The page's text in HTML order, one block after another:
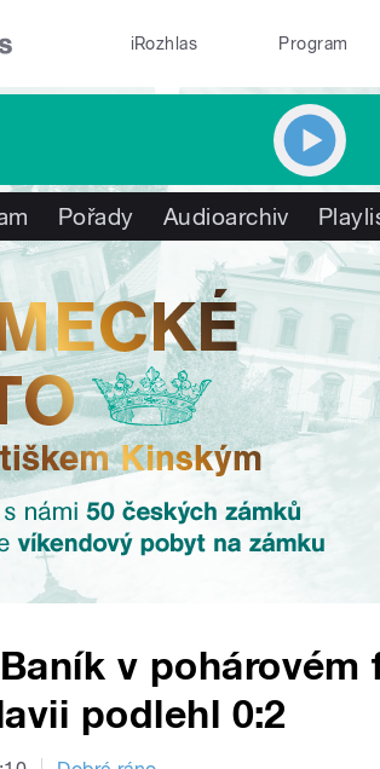
iRozhlas Program
Pořady Audioarchiv
v pohárovém
podlehl 0:2